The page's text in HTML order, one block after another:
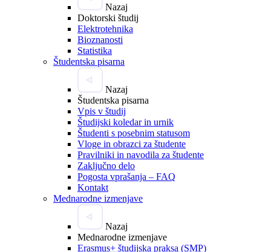
Nazaj
Doktorski študij
Elektrotehnika
Bioznanosti
Statistika
Študentska pisarna
Nazaj
Študentska pisarna
Vpis v študij
Študijski koledar in urnik
Študenti s posebnim statusom
Vloge in obrazci za študente
Pravilniki in navodila za študente
Zaključno delo
Pogosta vprašanja – FAQ
Kontakt
Mednarodne izmenjave
Nazaj
Mednarodne izmenjave
Erasmus+ študijska praksa (SMP)